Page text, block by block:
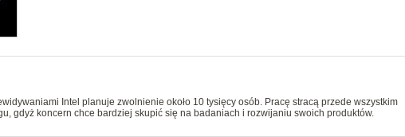
Intel planuje zwolnienie około 10 tysięcy osób. Pracę stracą przede wszystkim
gdyż koncern chce bardziej skupić się na badaniach i rozwijaniu swoich produktów.